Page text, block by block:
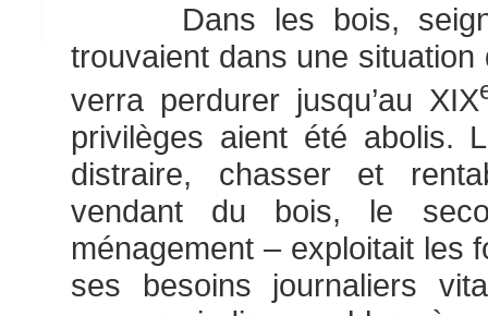
Dans les bois,
trouvaient dans une situation
verra perdurer jusqu’au XIX
privilèges aient été abolis.
distraire, chasser et
vendant du bois, le
ménagement – exploitait les
ses besoins journaliers